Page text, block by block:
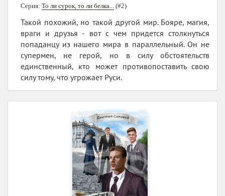
Серия: То ли сурок, то ли белка... (#2)
Такой похожий, но такой другой мир. Бояре, магия,
враги и друзья - вот с чем придется столкнуться
попаданцу из нашего мира в параллельный. Он не
супермен, не герой, но в силу обстоятельств
единственный, кто может противопоставить свою
силу тому, что угрожает Руси.